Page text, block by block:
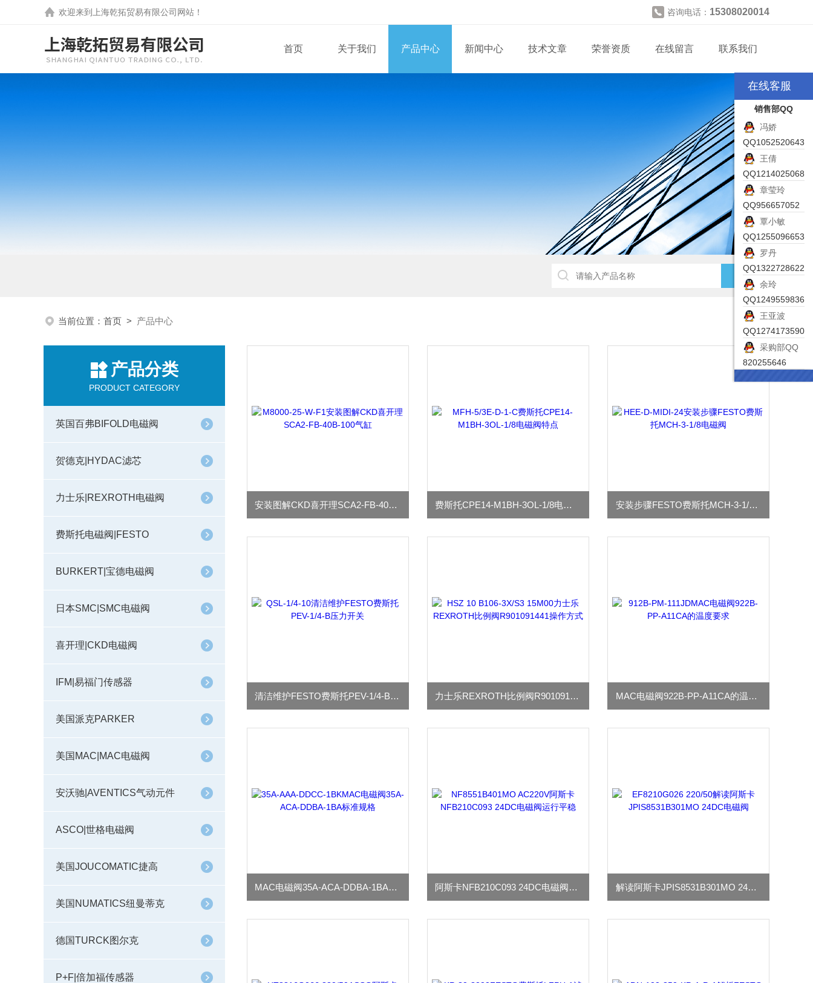
欢迎来到 上海乾拓贸易有限公司 网站！ 咨询电话： 15308020014
首页 关于我们 产品中心 新闻中心 技术文章 荣誉资质 在线留言 联系我们
当前位置： 首页 > 产品中心
产品分类
PRODUCT CATEGORY
英国百弗BIFOLD电磁阀
贺德克|HYDAC滤芯
力士乐|REXROTH电磁阀
费斯托电磁阀|FESTO
BURKERT|宝德电磁阀
日本SMC|SMC电磁阀
喜开理|CKD电磁阀
IFM|易福门传感器
美国派克PARKER
美国MAC|MAC电磁阀
安沃驰|AVENTICS气动元件
ASCO|世格电磁阀
美国JOUCOMATIC捷高
美国NUMATICS纽曼蒂克
德国TURCK图尔克
P+F|倍加福传感器
安装图解CKD喜开理SCA2-FB-40B-100气缸 费斯托CPE14-M1BH-3OL-1/8电磁阀特点 安装步骤FESTO费斯托MCH-3-1/8电磁阀
清洁维护FESTO费斯托PEV-1/4-B压力开关 力士乐REXROTH比例阀R901091441操作方式 MAC电磁阀922B-PP-A11CA的温度要求
MAC电磁阀35A-ACA-DDBA-1BA标准规格 阿斯卡NFB210C093 24DC电磁阀运行平稳 解读阿斯卡JPIS8531B301MO 24DC电磁阀
在线客服
销售部QQ
冯娇
QQ1052520643
王倩
QQ1214025068
章莹玲
QQ956657052
覃小敏
QQ1255096653
罗丹
QQ1322728622
余玲
QQ1249559836
王亚波
QQ1274173590
采购部QQ
820255646